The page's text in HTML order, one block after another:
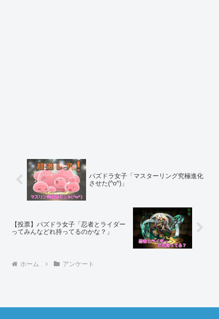
パズドラ女子「マスターリング究極進化
させた(^o^)」
【投票】パズドラ女子「忍者とライダー
ってみんなどれ持ってるのかな？」
ホーム アンケート